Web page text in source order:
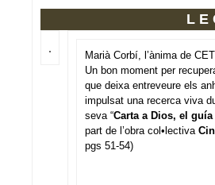
Marià Corbí, l’ànima de
Un bon moment per
que deixa entreveure els
impulsat una recerca viva
seva “Carta a Dios, el
part de l’obra col•lectiva
pgs 51-54)